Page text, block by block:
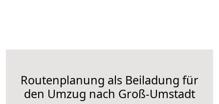
Routenplanung als Beiladung für
den Umzug nach Groß-Umstadt